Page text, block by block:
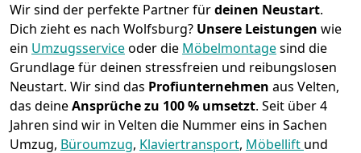
Wir sind der perfekte Partner fürdeinen Neustart.
Dich zieht es nach Wolfsburg? Unsere Leistungen wie
ein Umzugsserviceoder die Möbelmontagesind die
Grundlage für deinen stressfreien und reibungslosen
Neustart. Wir sind das Profiunternehmen aus Velten,
das deineAnsprüche zu 100 % umsetzt. Seit über 4
Jahren sind wir in Velten die Nummer eins in Sachen
Umzug, Büroumzug, Klaviertransport, Möbellift und